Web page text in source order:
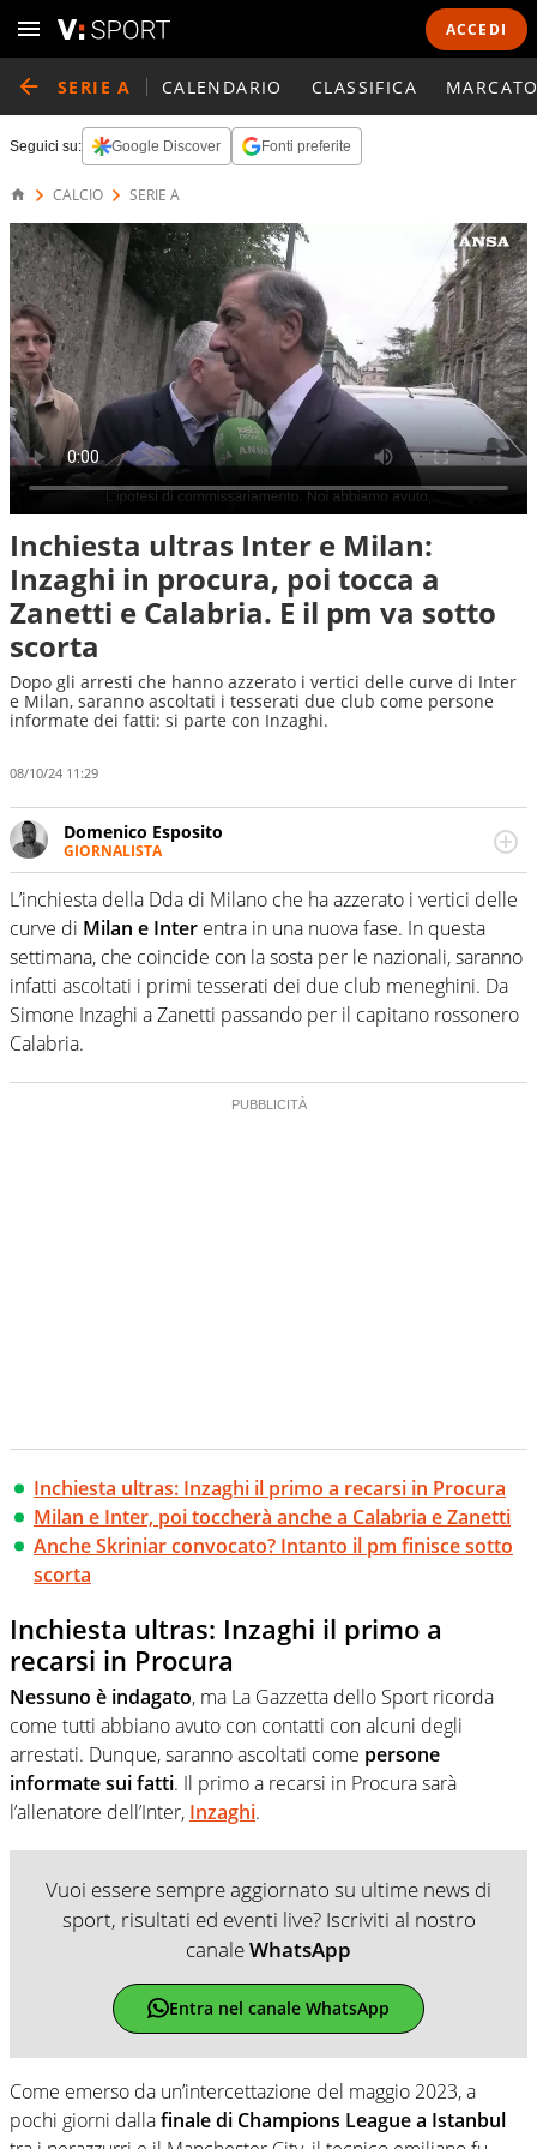
ACCEDI
SERIE A CALENDARIO CLASSIFICA
Seguici su: Google Discover Fonti preferite
CALCIO SERIE A
Inchiesta ultras Inter e Milan:
Inzaghi in procura, poi tocca a
Zanetti e Calabria. E il pm va sotto
scorta
Dopo gli arresti che hanno azzerato i vertici delle curve di Inter
e Milan, saranno ascoltati i tesserati due club come persone
informate dei fatti: si parte con Inzaghi.
08/10/24 11:29
Domenico Esposito
GIORNALISTA
Da vent’anni in campo e sul campo per vivere ogni evento
in tutte le sue sfaccettature. Passione smisurata per il
calcio e per la sfera di cuoio. Il pallone è una cosa
serissima, guai a dirgli di no
L’inchiesta della Dda di Milano che ha azzerato i vertici delle
curve di Milan e Inter entra in una nuova fase. In questa
settimana, che coincide con la sosta per le nazionali, saranno
infatti ascoltati i primi tesserati dei due club meneghini. Da
Simone Inzaghi a Zanetti passando per il capitano rossonero
Calabria.
Inchiesta ultras: Inzaghi il primo a recarsi in Procura
Milan e Inter, poi toccherà anche a Calabria e Zanetti
Anche Skriniar convocato? Intanto il pm finisce sotto
scorta
Inchiesta ultras: Inzaghi il primo a
recarsi in Procura
Nessuno è indagato, ma La Gazzetta dello Sport ricorda
come tutti abbiano avuto con contatti con alcuni degli
arrestati. Dunque, saranno ascoltati come persone
informate sui fatti. Il primo a recarsi in Procura sarà
l’allenatore dell’Inter, Inzaghi.
Vuoi essere sempre aggiornato su ultime news di
sport, risultati ed eventi live? Iscriviti al nostro
canaleWhatsApp
Entra nel canale WhatsApp
Come emerso da un’intercettazione del maggio 2023, a
pochi giorni dallafinale di Champions League a Istanbul